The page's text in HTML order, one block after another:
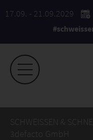
17.09. - 21.09.2029
SCHWEISSEN &
3defacto GmbH